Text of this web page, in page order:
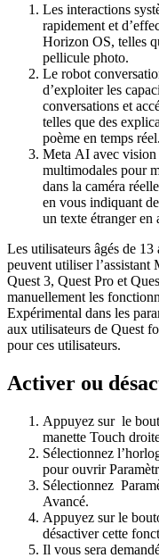
Les interactions
rapidement et
Horizon OS, telles
pellicule photo.
Le robot
d’exploiter les
conversations et
telles que des
poème en temps réel.
Meta AI avec vision
multimodales pour
dans la caméra
en vous indiquant
un texte étranger en
Les utilisateurs âgés de
peuvent utiliser l’assistant
Quest 3, Quest Pro et
manuellement les
Expérimental dans les
aux utilisateurs de Quest
pour ces utilisateurs.
Activer ou
Appuyez sur le
manette Touch
Sélectionnez
pour ouvrir
Sélectionnez
Avancé.
Appuyez sur le
désactiver cette
Il vous sera